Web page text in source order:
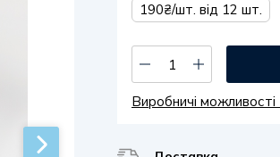
190₴/шт. від 12 шт.
Виробничі